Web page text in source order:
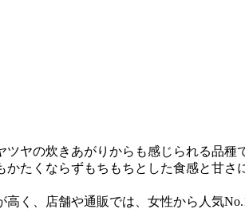
ヤの炊きあがりからも感じられる品種
たくならずもちもちとした食感と甘さ
く、店舗や通販では、女性から人気